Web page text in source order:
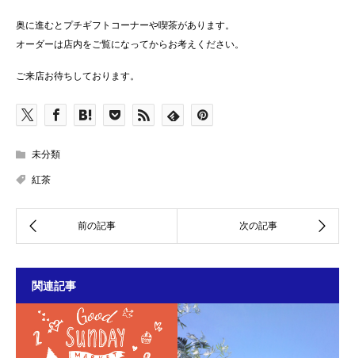
奥に進むとプチギフトコーナーや喫茶があります。
オーダーは店内をご覧になってからお考えください。
ご来店お待ちしております。
未分類
紅茶
関連記事